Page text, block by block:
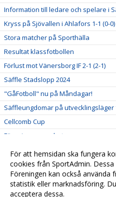
Information till ledare och spelare i
Kryss på Sjövallen i Ahlafors 1-1 (0-0)
Stora matcher på Sporthälla
Resultat klassfotbollen
Förlust mot Vänersborg IF 2-1 (2-1)
Säffle Stadslopp 2024
"GåFotboll" nu på Måndagar!
Säffleungdomar på
Cellcomb Cup
Föreningssamarbete
Start för Gåfotboll tisdag 27/2
VÄLKOMMEN TILL SÄFFLE SK!
För att hemsidan ska fungera
cookies från SportAdmin.
Föreningen kan också använda
statistik eller marknadsföring.
acceptera dessa.